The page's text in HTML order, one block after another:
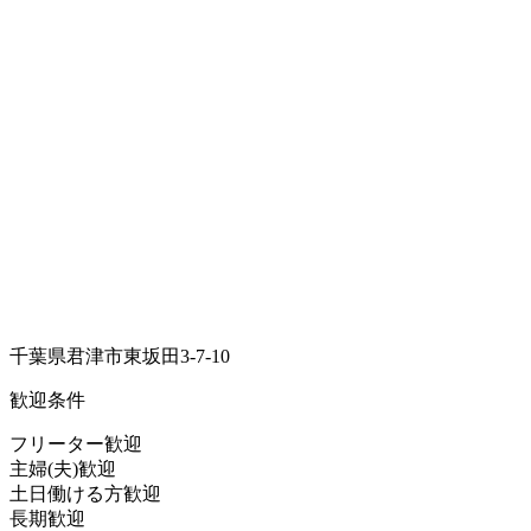
千葉県君津市東坂田3-7-10
歓迎条件
フリーター歓迎
主婦(夫)歓迎
土日働ける方歓迎
長期歓迎